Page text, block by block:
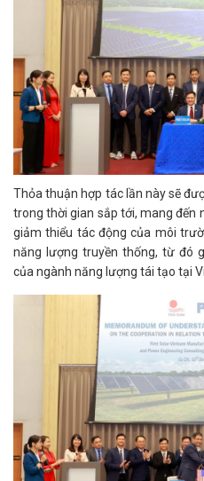
Thỏa thuận hợp tác lần này sẽ
trong thời gian sắp tới, mang đến
giảm thiểu tác động của môi
năng lượng truyền thống, từ đó
của ngành năng lượng tái tạo tại